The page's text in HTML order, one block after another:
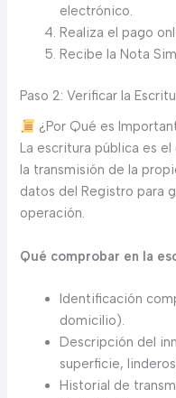
electrónico.
Realiza el pago
Recibe la Nota
Paso 2: Verificar la
¿Por Qué es
La escritura pública es
la transmisión de la
datos del Registro para
operación.
Qué comprobar en la
Identificación
domicilio).
Descripción del
superficie,
Historial de